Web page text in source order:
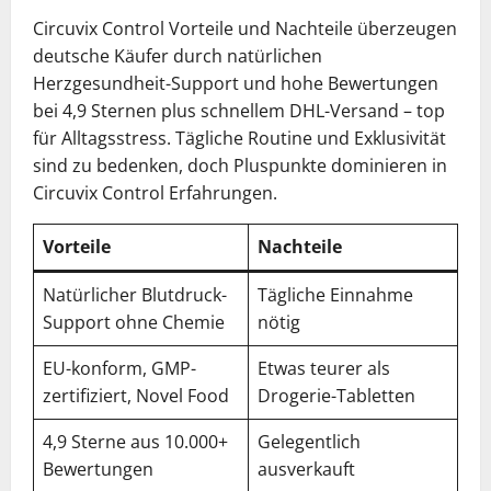
Circuvix Control Vorteile und Nachteile überzeugen
deutsche Käufer durch natürlichen
Herzgesundheit-Support und hohe Bewertungen
bei 4,9 Sternen plus schnellem DHL-Versand – top
für Alltagsstress. Tägliche Routine und Exklusivität
sind zu bedenken, doch Pluspunkte dominieren in
Circuvix Control Erfahrungen.
Vorteile
Nachteile
Natürlicher Blutdruck-
Support ohne Chemie
Tägliche Einnahme
nötig
EU-konform, GMP-
zertifiziert, Novel Food
Etwas teurer als
Drogerie-Tabletten
4,9 Sterne aus 10.000+
Bewertungen
Gelegentlich
ausverkauft